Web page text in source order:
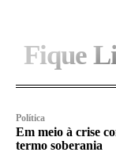
Fique
Política
Em meio à crise
termo soberania